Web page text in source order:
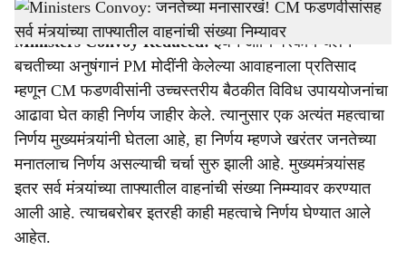
h
a
r
e
CM Convoy
Ministers Convoy Reduced:इंधन आणि परकीय चलन
बचतीच्या अनुषंगानं PM मोदींनी केलेल्या आवाहनाला प्रतिसाद
म्हणून CM फडणवीसांनी उच्चस्तरीय बैठकीत विविध उपाययोजनांचा
आढावा घेत काही निर्णय जाहीर केले. त्यानुसार एक अत्यंत महत्वाचा
निर्णय मुख्यमंत्र्यांनी घेतला आहे, हा निर्णय म्हणजे खरंतर जनतेच्या
मनातलाच निर्णय असल्याची चर्चा सुरु झाली आहे. मुख्यमंत्र्यांसह
इतर सर्व मंत्र्यांच्या ताफ्यातील वाहनांची संख्या निम्म्यावर करण्यात
आली आहे. त्याचबरोबर इतरही काही महत्वाचे निर्णय घेण्यात आले
आहेत.